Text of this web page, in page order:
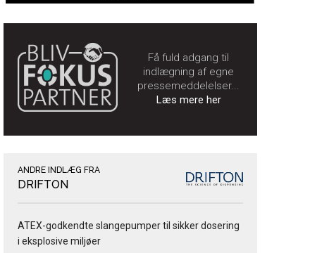
Få fuld adgang til
indlægning af egne
pressemeddelelser...
Læs mere her
ANDRE INDLÆG FRA
DRIFTON
ATEX-godkendte slangepumper til sikker dosering
i eksplosive miljøer